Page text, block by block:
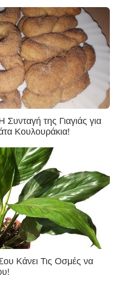
της Γιαγιάς για
Κουλουράκια!
Κάνει Τις Οσμές να